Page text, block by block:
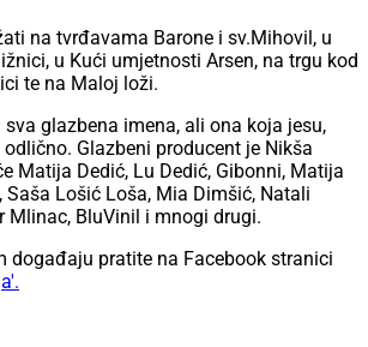
na tvrđavama Barone i sv.Mihovil, u
u Kući umjetnosti Arsen, na trgu kod
te na Maloj loži.
glazbena imena, ali ona koja jesu,
Glazbeni producent je Nikša
Matija Dedić, Lu Dedić, Gibonni, Matija
Saša Lošić Loša, Mia Dimšić, Natali
Mlinac, BluVinil i mnogi drugi.
događaju pratite na Facebook stranici